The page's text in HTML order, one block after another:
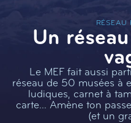
RÉSEAU
Un
Le MEF fait aussi
réseau de 50 musées à
ludiques, carnet à
carte… Amène ton
(et un